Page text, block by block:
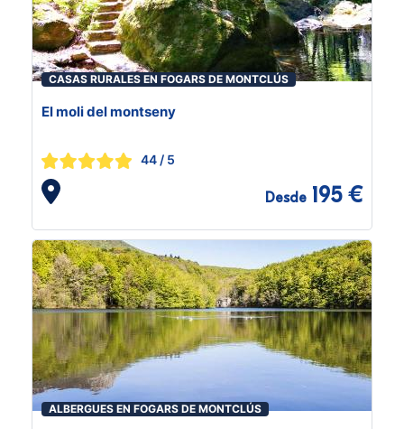
CASAS RURALES EN FOGARS DE MONTCLÚS
El moli del montseny
44 / 5
Desde 195 €
ALBERGUES EN FOGARS DE MONTCLÚS